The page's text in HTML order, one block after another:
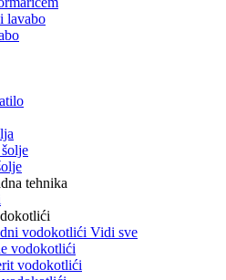
lavabo
tehnika
vodokotlići Vidi sve
vodokotlići
vodokotlići